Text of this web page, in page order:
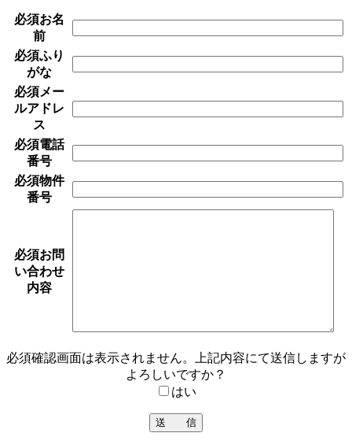
必須お名
前
必須ふり
がな
必須メー
ルアドレ
ス
必須電話
番号
必須物件
番号
必須お問
い合わせ
内容
必須確認画面は表示されません。上記内容にて送信しますが
よろしいですか？
はい